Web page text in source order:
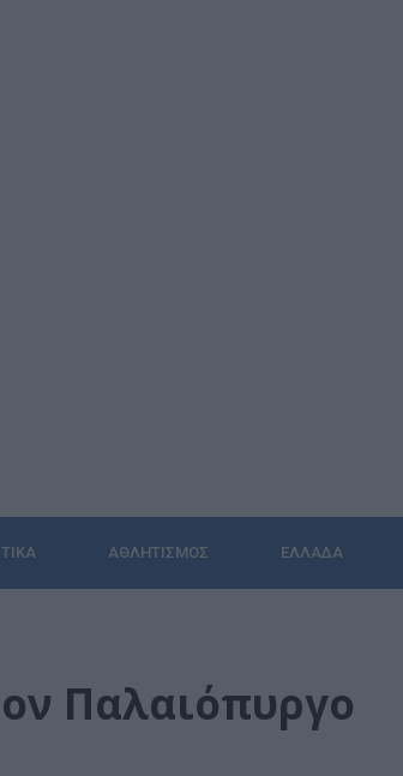
ΑΘΛΗΤΙΣΜΌΣ ΕΛΛΆΔΑ
Παλαιόπυργο